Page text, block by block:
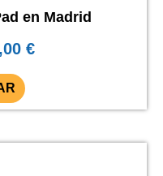
en Madrid
€
se
en
la